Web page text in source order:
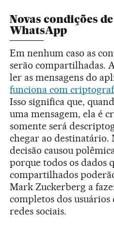
Novas condições
WhatsApp
Em nenhum caso as
serão compartilhadas.
ler as mensagens do
funciona com
Isso significa que,
uma mensagem, ela é
somente será
chegar ao destinatário.
decisão causou
porque todos os dados
compartilhados
Mark Zuckerberg a
completos dos usuários
redes sociais.